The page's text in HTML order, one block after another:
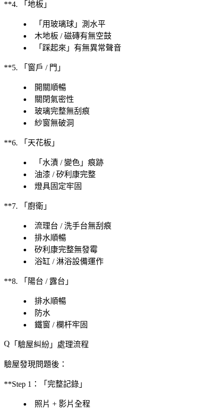
**4. 「地板」
「用玻璃球」測水平
木地板 / 磁磚有無空鼓
「踩起來」有無異常聲音
**5. 「窗戶 / 門」
開關順暢
關閉氣密性
玻璃完整無刮痕
紗窗無破洞
**6. 「天花板」
「水漬 / 變色」痕跡
油漆 / 矽利康完整
燈具固定牢固
**7. 「廚衛」
流理台 / 洗手台無刮痕
排水順暢
矽利康完整無發霉
浴缸 / 淋浴設備運作
**8. 「陽台 / 露台」
排水順暢
防水
鐵窗 / 欄杆牢固
「驗屋糾紛」處理流程
驗屋發現問題後：
**Step 1：「完整記錄」
照片 + 影片全程